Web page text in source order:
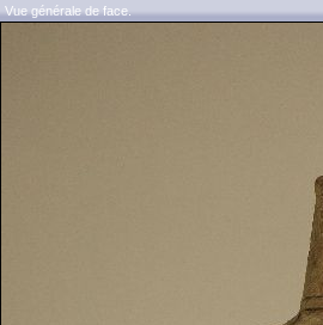
Vue générale de face.